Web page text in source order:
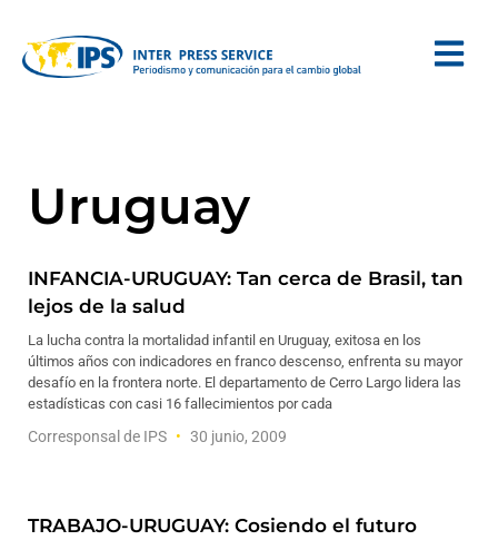
Uruguay
INFANCIA-URUGUAY: Tan cerca de Brasil, tan
lejos de la salud
La lucha contra la mortalidad infantil en Uruguay, exitosa en los
últimos años con indicadores en franco descenso, enfrenta su mayor
desafío en la frontera norte. El departamento de Cerro Largo lidera las
estadísticas con casi 16 fallecimientos por cada
Corresponsal de IPS 30 junio, 2009
TRABAJO-URUGUAY: Cosiendo el futuro